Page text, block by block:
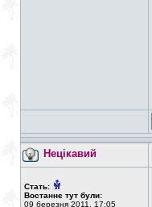
Нецікавий
Стать:
Востаннє тут були:
09 березня 2011, 17:05